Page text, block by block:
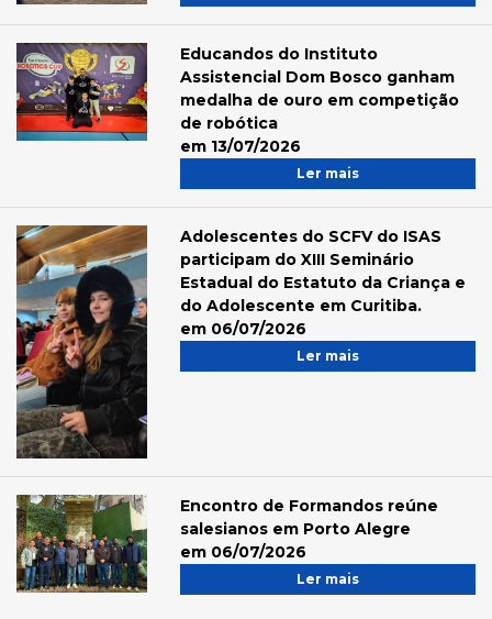
Educandos do Instituto
Assistencial Dom Bosco ganham
medalha de ouro em competição
de robótica
em 13/07/2026
Ler mais
Adolescentes do SCFV do ISAS
participam do XIII Seminário
Estadual do Estatuto da Criança e
do Adolescente em Curitiba.
em 06/07/2026
Ler mais
Encontro de Formandos reúne
salesianos em Porto Alegre
em 06/07/2026
Ler mais